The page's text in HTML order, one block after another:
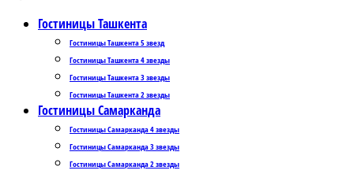
Гостиницы Ташкента
Гостиницы Ташкента 5 звезд
Гостиницы Ташкента 4 звезды
Гостиницы Ташкента 3 звезды
Гостиницы Ташкента 2 звезды
Гостиницы Самарканда
Гостиницы Самарканда 4 звезды
Гостиницы Самарканда 3 звезды
Гостиницы Самарканда 2 звезды